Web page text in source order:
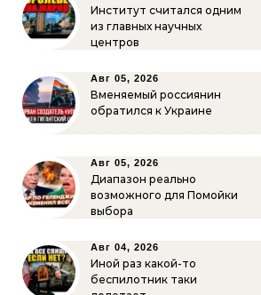
Институт считался одним
из главных научных
центров
Авг 05, 2026
Вменяемый россиянин
обратился к Украине
Авг 05, 2026
Диапазон реально
возможного для Помойки
выбора
Авг 04, 2026
Иной раз какой-то
беспилотник таки